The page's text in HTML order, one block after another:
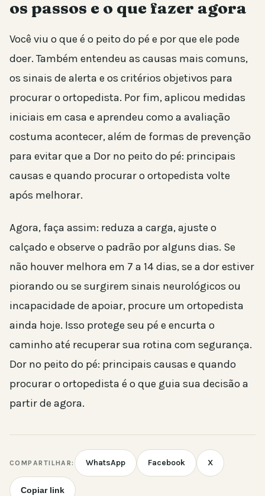
os passos e o que fazer agora
Você viu o que é o peito do pé e por que ele pode
doer. Também entendeu as causas mais comuns,
os sinais de alerta e os critérios objetivos para
procurar o ortopedista. Por fim, aplicou medidas
iniciais em casa e aprendeu como a avaliação
costuma acontecer, além de formas de prevenção
para evitar que a Dor no peito do pé: principais
causas e quando procurar o ortopedista volte
após melhorar.
Agora, faça assim: reduza a carga, ajuste o
calçado e observe o padrão por alguns dias. Se
não houver melhora em 7 a 14 dias, se a dor estiver
piorando ou se surgirem sinais neurológicos ou
incapacidade de apoiar, procure um ortopedista
ainda hoje. Isso protege seu pé e encurta o
caminho até recuperar sua rotina com segurança.
Dor no peito do pé: principais causas e quando
procurar o ortopedista é o que guia sua decisão a
partir de agora.
COMPARTILHAR: WhatsApp Facebook X
Copiar link